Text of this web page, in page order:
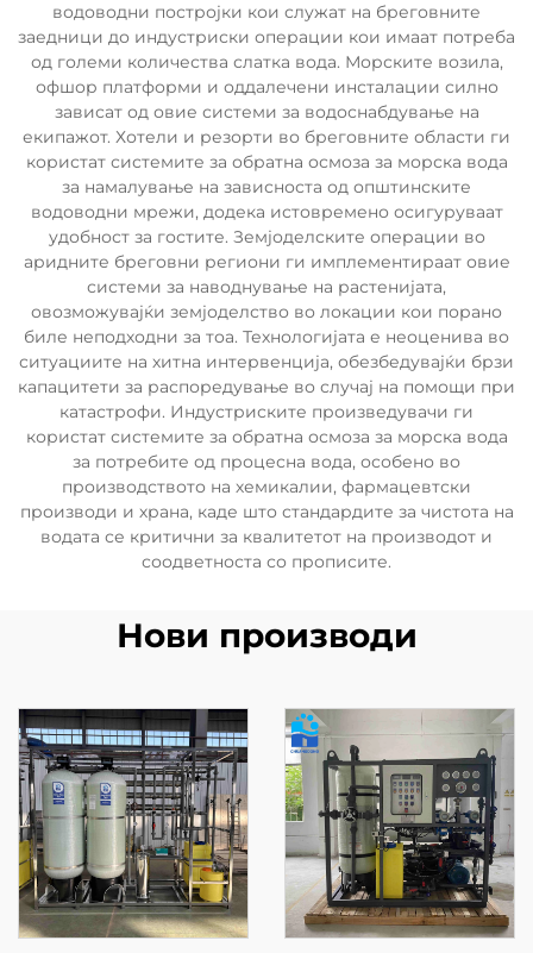
водоводни постројки кои служат на бреговните
заедници до индустриски операции кои имаат потреба
од големи количества слатка вода. Морските возила,
офшор платформи и оддалечени инсталации силно
зависат од овие системи за водоснабдување на
екипажот. Хотели и резорти во бреговните области ги
користат системите за обратна осмоза за морска вода
за намалување на зависноста од општинските
водоводни мрежи, додека истовремено осигуруваат
удобност за гостите. Земјоделските операции во
аридните бреговни региони ги имплементираат овие
системи за наводнување на растенијата,
овозможувајќи земјоделство во локации кои порано
биле неподходни за тоа. Технологијата е неоценива во
ситуациите на хитна интервенција, обезбедувајќи брзи
капацитети за распоредување во случај на помощи при
катастрофи. Индустриските произведувачи ги
користат системите за обратна осмоза за морска вода
за потребите од процесна вода, особено во
производството на хемикалии, фармацевтски
производи и храна, каде што стандардите за чистота на
водата се критични за квалитетот на производот и
соодветноста со прописите.
Нови производи